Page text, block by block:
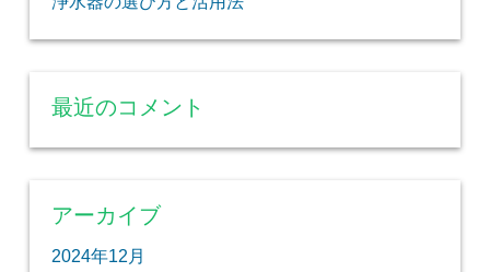
最近のコメント
アーカイブ
2024年12月